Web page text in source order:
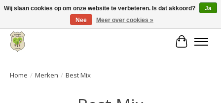
Grote keuze aan producten en snelle verzending!
Home / Merken / Best Mix
Wij slaan cookies op om onze website te verbeteren. Is dat akkoord?
Ja
Nee
Meer over cookies »